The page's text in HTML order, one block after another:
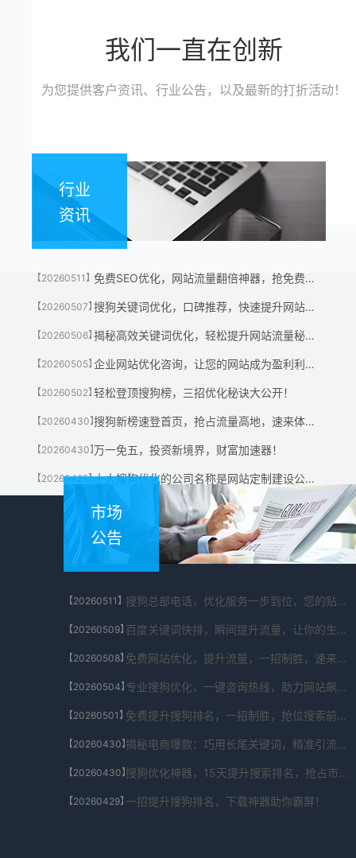
我们一直在创新
为您提供客户资讯、行业公告，以及最新的打折活动！
行业
资讯
【20260511】 免费SEO优化，网站流量翻倍神器，抢免费名额！
【20260507】 搜狗关键词优化，口碑推荐，快速提升网站流量神器！
【20260506】 揭秘高效关键词优化，轻松提升网站流量秘诀！
【20260505】 企业网站优化咨询，让您的网站成为盈利利器！
【20260502】轻松登顶搜狗榜，三招优化秘诀大公开！
【20260430】 搜狗新榜速登首页，抢占流量高地，速来体验！
【20260430】万一免五，投资新境界，财富加速器！
【20260425】 十大搜狗优化的公司名称是网站定制建设公司有哪些?
市场
公告
【20260511】 搜狗总部电话，优化服务一步到位，您的贴心助手！
【20260509】 百度关键词快排，瞬间提升流量，让你的生意翻倍！
【20260508】 免费网站优化，提升流量，一招制胜，速来体验！
【20260504】 专业搜狗优化，一键咨询热线，助力网站飙升！
【20260501】 免费提升搜狗排名，一招制胜，抢位搜索前列！
【20260430】 揭秘电商爆款：巧用长尾关键词，精准引流秘籍！
【20260430】 搜狗优化神器，15天提升搜索排名，抢占市场先机！
【20260429】一招提升搜狗排名，下载神器助你霸屏！